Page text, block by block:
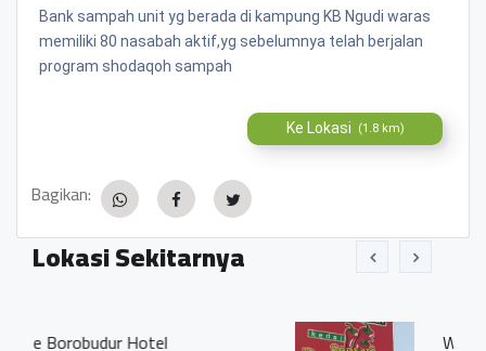
Bank sampah unit yg berada di kampung KB Ngudi waras
memiliki 80 nasabah aktif,yg sebelumnya telah berjalan
program shodaqoh sampah
Ke Lokasi (1.8 km)
Bagikan:
Lokasi Sekitarnya
Warung SS (Spesial